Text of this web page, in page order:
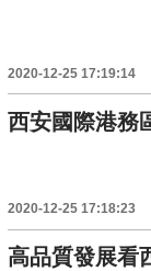
2020-12-25 17:19:14
西安國際港務
2020-12-25 17:18:23
高品質發展看